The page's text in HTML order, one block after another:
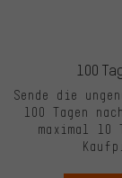
100
Sende die
100 Tagen
maximal 10